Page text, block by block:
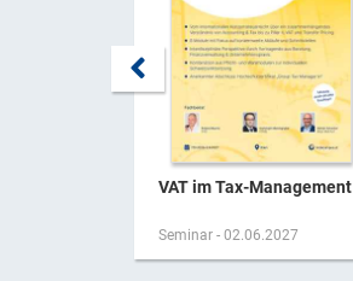
VAT im Tax-Management
Seminar - 02.06.2027